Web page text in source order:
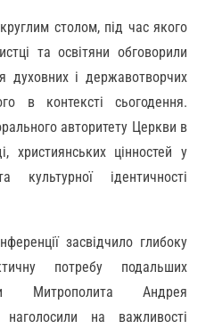
столом, під час якого
та освітяни обговорили
духовних і державотворчих
в контексті сьогодення.
авторитету Церкви в
християнських цінностей у
культурної ідентичності
засвідчило глибоку
потребу подальших
Митрополита Андрея
на важливості